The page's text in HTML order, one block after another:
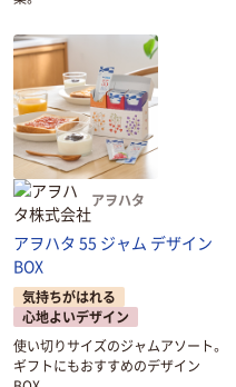
アヲハタ
アヲハタ 55 ジャム デザイン
BOX
気持ちがはれる
心地よいデザイン
使い切りサイズのジャムアソート。
ギフトにもおすすめのデザイン